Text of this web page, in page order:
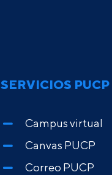
SERVICIOS PUCP
Campus virtual
Canvas PUCP
Correo PUCP